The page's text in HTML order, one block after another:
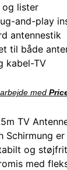
lister
and-play
antennestik
til både
kabel-TV
med
TV
Schirmung
og
med